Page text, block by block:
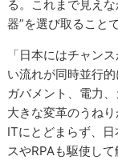
る。これまで見え
器”を選び取ること
「日本にはチャン
い流れが同時並行
ガバメント、電力
大きな変革のうね
ITにとどまらず、
スやRPAも駆使し